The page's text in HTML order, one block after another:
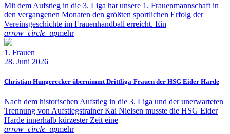
Mit dem Aufstieg in die 3. Liga hat unsere 1. Frauenmannschaft in
den vergangenen Monaten den größten sportlichen Erfolg der
Vereinsgeschichte im Frauenhandball erreicht. Ein
arrow_circle_upmehr
1. Frauen
28. Juni 2026
Christian Hungerecker übernimmt Drittliga-Frauen der HSG Eider Harde
Nach dem historischen Aufstieg in die 3. Liga und der unerwarteten
Trennung von Aufstiegstrainer Kai Nielsen musste die HSG Eider
Harde innerhalb kürzester Zeit eine
arrow_circle_upmehr